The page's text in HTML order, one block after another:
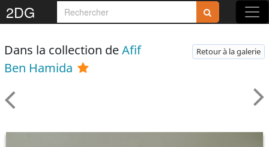
2DG
Dans la collection deAfif
Ben Hamida
Retour à la galerie